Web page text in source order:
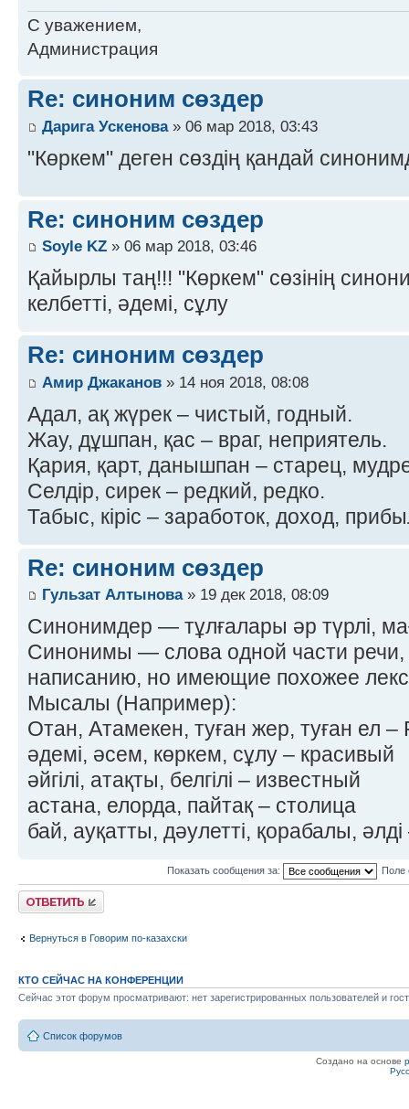
С уважением,
Администрация
Re: синоним сөздер
Дарига Ускенова» 06 мар 2018, 03:43
"Көркем" деген сөздің қандай
Re: синоним сөздер
Soyle KZ » 06 мар 2018, 03:46
Қайырлы таң!!! "Көркем" сөзінің
келбетті, әдемі, сұлу
Re: синоним сөздер
Амир Джаканов » 14 ноя 2018, 08:08
Адал, ақ жүрек – чистый, годный.
Жау, дұшпан, қас – враг, неприятель.
Қария, қарт, данышпан – старец,
Селдір, сирек – редкий, редко.
Табыс, кіріс – заработок, доход,
Re: синоним сөздер
Гульзат Алтынова» 19 дек 2018, 08:09
Синонимдер — тұлғалары әр түрлі,
Синонимы — слова одной части
написанию, но имеющие похожее
Мысалы (Например):
Отан, Атамекен, туған жер, туған ел –
әдемі, әсем, көркем, сұлу – красивый
әйгілі, атақты, белгілі – известный
астана, елорда, пайтақ – столица
бай, ауқатты, дәулетті, қорабалы,
Показать сообщения за: Поле
Ответить
Вернуться в Говорим по-казахски
КТО СЕЙЧАС НА КОНФЕРЕНЦИИ
Сейчас этот форум просматривают: нет зарегистрированных пользователей и
Список форумов
Создано на основе